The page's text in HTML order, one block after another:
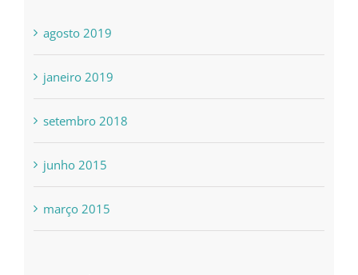
agosto 2019
janeiro 2019
setembro 2018
junho 2015
março 2015